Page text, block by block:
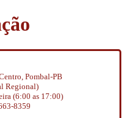
Pombal-PB
Regional)
(6:00 as 17:00)
8359